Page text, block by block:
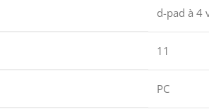
d-pad à 4
11
PC